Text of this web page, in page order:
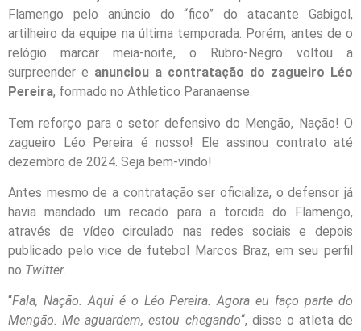
Flamengo pelo anúncio do “fico” do atacante Gabigol,
artilheiro da equipe na última temporada. Porém, antes de o
relógio marcar meia-noite, o Rubro-Negro voltou a
surpreender e anunciou a contratação do zagueiro Léo
Pereira, formado no Athletico Paranaense.
Tem reforço para o setor defensivo do Mengão, Nação! O
zagueiro Léo Pereira é nosso! Ele assinou contrato até
dezembro de 2024. Seja bem-vindo!
Antes mesmo de a contratação ser oficializa, o defensor já
havia mandado um recado para a torcida do Flamengo,
através de vídeo circulado nas redes sociais e depois
publicado pelo vice de futebol Marcos Braz, em seu perfil
no Twitter.
“Fala, Nação. Aqui é o Léo Pereira. Agora eu faço parte do
Mengão. Me aguardem, estou chegando“, disse o atleta de